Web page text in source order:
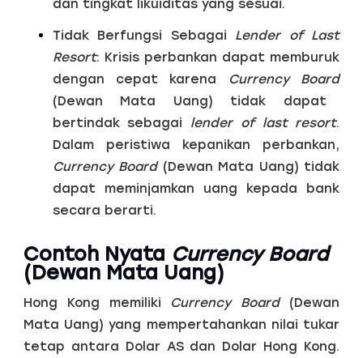
dan tingkat likuiditas yang sesuai.
Tidak Berfungsi Sebagai Lender of Last
Resort: Krisis perbankan dapat memburuk
dengan cepat karena
Currency Board
(Dewan Mata Uang) tidak dapat
bertindak sebagai lender of last resort.
Dalam peristiwa kepanikan perbankan,
Currency Board(Dewan Mata Uang) tidak
dapat meminjamkan uang kepada bank
secara berarti.
Contoh Nyata Currency Board
(Dewan Mata Uang)
Hong Kong memiliki Currency Board(Dewan
Mata Uang) yang mempertahankan nilai tukar
tetap antara Dolar AS dan Dolar Hong Kong.